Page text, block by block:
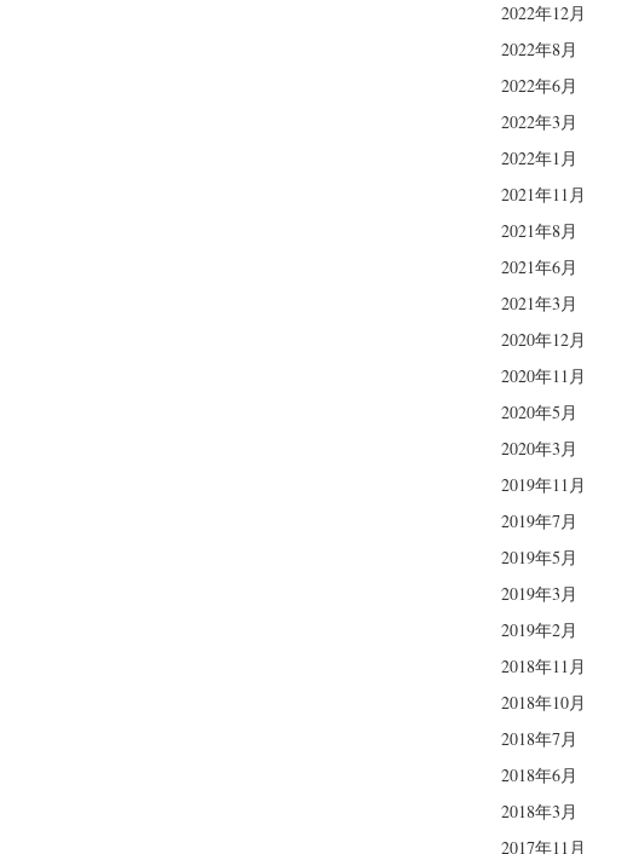
2022年12月
2022年8月
2022年6月
2022年3月
2022年1月
2021年11月
2021年8月
2021年6月
2021年3月
2020年12月
2020年11月
2020年5月
2020年3月
2019年11月
2019年7月
2019年5月
2019年3月
2019年2月
2018年11月
2018年10月
2018年7月
2018年6月
2018年3月
2017年11月